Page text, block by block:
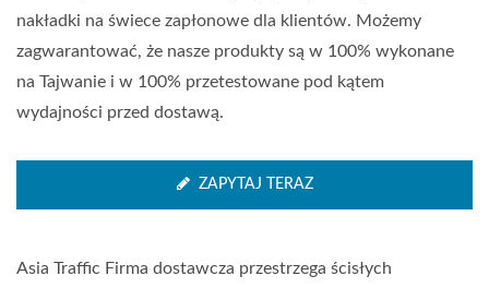
nakładki na świece zapłonowe dla klientów. Możemy
zagwarantować, że nasze produkty są w 100% wykonane
na Tajwanie i w 100% przetestowane pod kątem
wydajności przed dostawą.
ZAPYTAJ TERAZ
Asia Traffic Firma dostawcza przestrzega ścisłych